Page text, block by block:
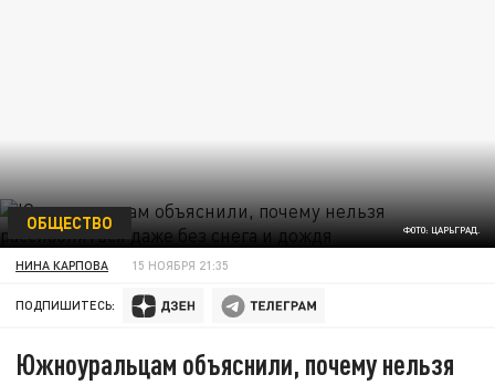
ФОТО: ЦАРЬГРАД.
ОБЩЕСТВО
НИНА КАРПОВА 15 НОЯБРЯ 21:35
ПОДПИШИТЕСЬ:
Южноуральцам объяснили, почему нельзя